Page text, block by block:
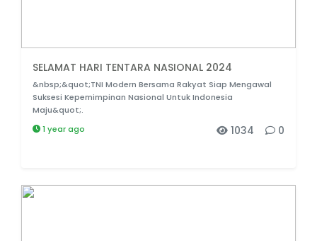
SELAMAT HARI TENTARA NASIONAL 2024
&nbsp;&quot;TNI Modern Bersama Rakyat Siap Mengawal
Suksesi Kepemimpinan Nasional Untuk Indonesia
Maju&quot;.
1 year ago
0
1034